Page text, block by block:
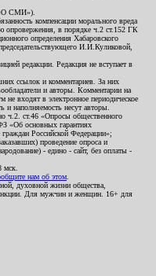
«О СМИ»).
компенсации морального вреда
опровержения, в порядке ч.2 ст.152 ГК
определения Хабаровского
И.И.Куликовой,
редакции. Редакция не вступает в
ссылок и комментариев. За них
и авторы. Комментарии на
входят в электронное периодическое
и наполняемость несут авторы.
ч.2. ст.46 «Опросы общественного
«Об основных гарантиях
Российской Федерации»;
проведение опроса и
- едино - сайт, без оплаты -
мск.
нам об этом
духовной жизни общества,
Для мужчин и женщин. 16+ для